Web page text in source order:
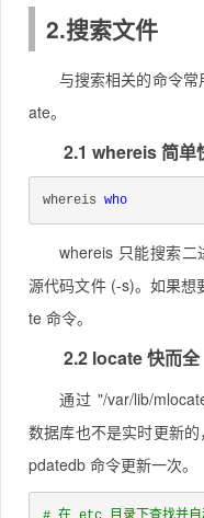
2.搜索文件
与搜索相关的命令
ate。
2.1 whereis 简单
whereis who
whereis 只能搜索
源代码文件 (-s)。如果想
te 命令。
2.2 locate 快而全
通过 "/var/lib/
数据库也不是实时更新
pdatedb 命令更新一次。